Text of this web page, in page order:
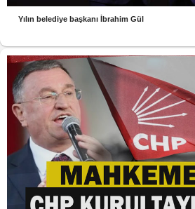
Yılın belediye başkanı İbrahim Gül